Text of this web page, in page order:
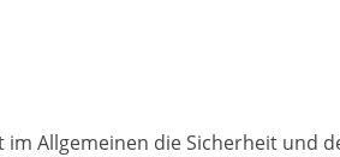
im Allgemeinen die Sicherheit und